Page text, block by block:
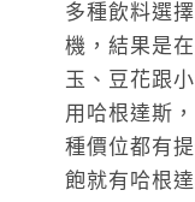
多種飲料選
機，結果是
玉、豆花跟
用哈根達斯
種價位都有
飽就有哈根